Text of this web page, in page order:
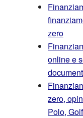
zero
online e
zero,
Polo,